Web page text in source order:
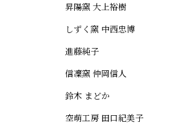
昇陽窯 大上裕樹
しずく窯 中西忠博
進藤純子
信凜窯 仲岡信人
鈴木 まどか
空萌工房 田口紀美子